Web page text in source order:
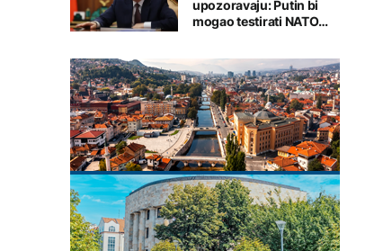
upozoravaju: Putin bi
mogao testirati NATO